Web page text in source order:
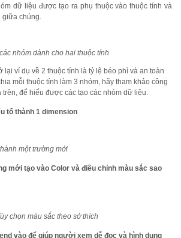
dữ liệu được tạo ra phụ thuộc vào thuộc tính và
giữa chúng.
nhóm dành cho hai thuộc tính
ví dụ về 2 thuộc tính là tỷ lệ béo phì và an toàn
mỗi thuộc tính làm 3 nhóm, hãy tham khảo công
trên, để hiểu được các tạo các nhóm dữ liệu.
tố thành 1 dimension
một trường mới
mới tạo vào Color và điều chỉnh màu sắc sao
chọn màu sắc theo sở thích
vào để giúp người xem dễ đọc và hình dung